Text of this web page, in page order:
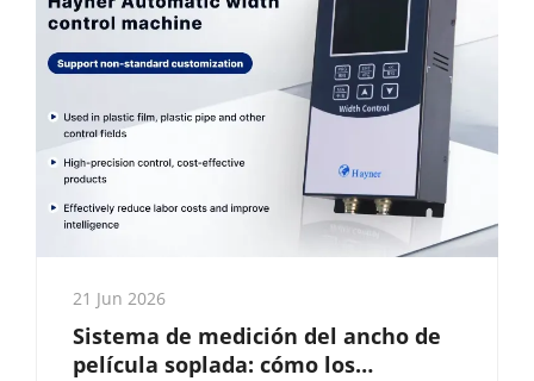
21 Jun 2026
Sistema de medición del ancho de
película soplada: cómo los